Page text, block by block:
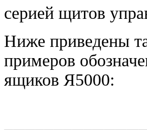
серией щитов
Ниже приведены
примеров
ящиков Я5000: